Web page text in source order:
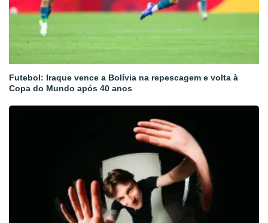
Futebol: Iraque vence a Bolívia na repescagem e volta à
Copa do Mundo após 40 anos